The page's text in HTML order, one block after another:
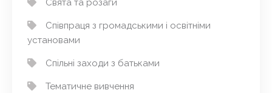
Свята та розаги
Співпраця з громадськими і освітніми
установами
Спільні заходи з батьками
Тематичне вивчення